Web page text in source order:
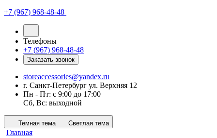
+7 (967) 968-48-48
Телефоны
+7 (967) 968-48-48
Заказать звонок
storeaccessories@yandex.ru
г. Санкт-Петербург ул. Верхняя 12
Пн - Пт: с 9:00 до 17:00
Сб, Вс: выходной
Темная тема Светлая тема
Главная